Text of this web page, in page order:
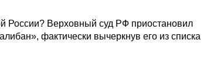
России? Верховный суд РФ приостановил
фактически вычеркнув его из списка